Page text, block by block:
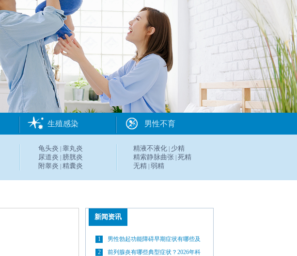
生殖感染 男性不育
龟头炎 | 睾丸炎
尿道炎 | 膀胱炎
附睾炎 | 精囊炎
精液不液化 | 少精
精索静脉曲张 | 死精
无精 | 弱精
新闻资讯
1
男性勃起功能障碍早期症状有哪些及
科学治疗方法详解
2
前列腺炎有哪些典型症状？2026年科